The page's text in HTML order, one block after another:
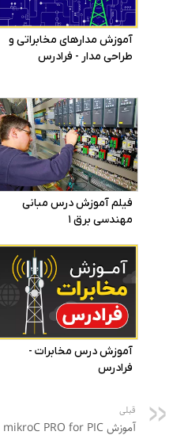
قبلی
آموزش mikroC PRO for PIC